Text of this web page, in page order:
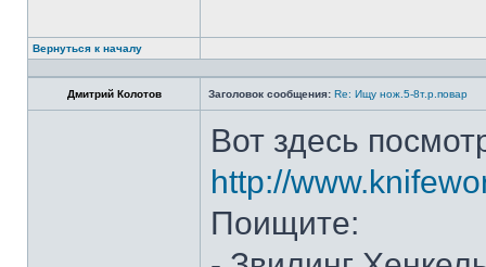
Вернуться к началу
Дмитрий Колотов Заголовок сообщения: Re: Ищу нож.5-8т.р.повар
Вот здесь
http://
Поищите: